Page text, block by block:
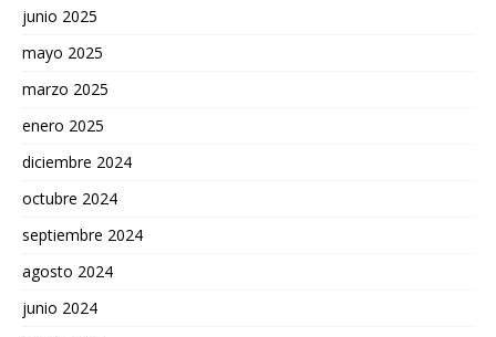
junio 2025
mayo 2025
marzo 2025
enero 2025
diciembre 2024
octubre 2024
septiembre 2024
agosto 2024
junio 2024